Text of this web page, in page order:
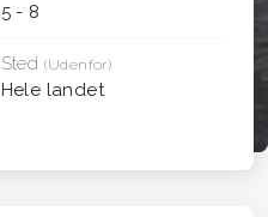
5 - 8
Sted (Udenfor)
Hele landet